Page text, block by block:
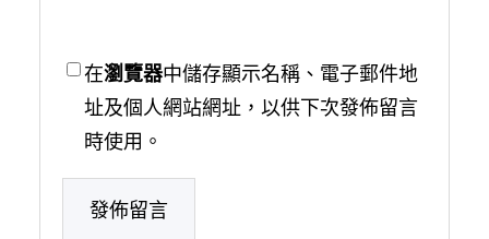
在瀏覽器中儲存顯示名稱、電子郵件地
址及個人網站網址，以供下次發佈留言
時使用。